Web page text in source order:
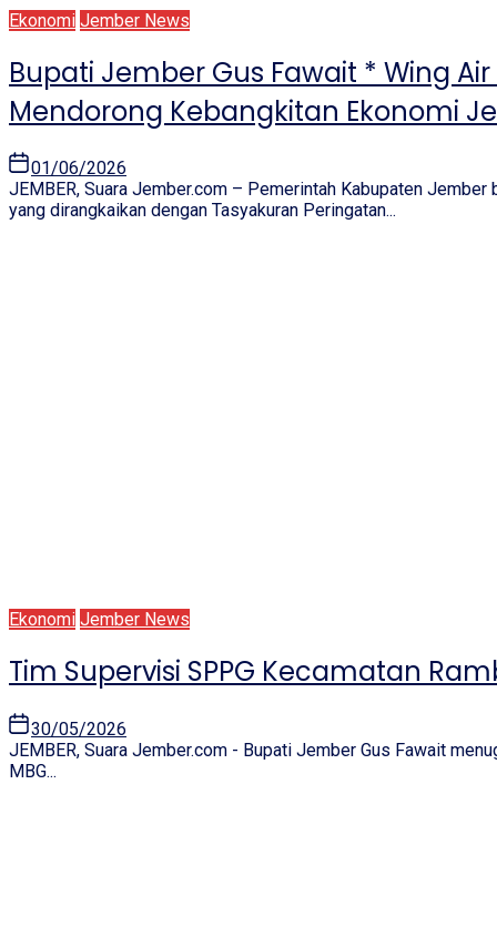
Ekonomi Jember News
Bupati Jember Gus Fawait * Wing
Mendorong Kebangkitan Ekonomi
01/06/2026
JEMBER, Suara Jember.com – Pemerintah Kabupaten
yang dirangkaikan dengan Tasyakuran Peringatan...
Ekonomi Jember News
Tim Supervisi SPPG Kecamatan
30/05/2026
JEMBER, Suara Jember.com - Bupati Jember Gus Fawait
MBG...